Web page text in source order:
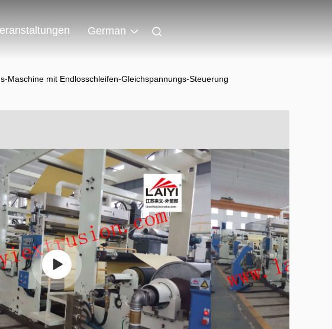
German
Maschine mit Endlosschleifen-Gleichspannungs-Steuerung